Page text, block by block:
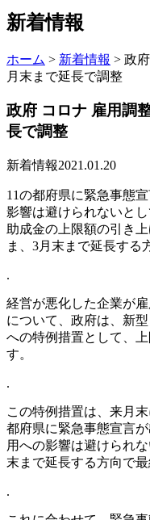
新着情報
ホーム > 新着情報 > 政
月末まで延長で調整
政府 コロナ 雇用調
長で調整
新着情報2021.01.20
11の都府県に緊急事態
影響は避けられないと
助成金の上限額の引き
ま、3月末まで延長する
.
経営が悪化した企業が
について、政府は、新
への特例措置として、
す。
.
この特例措置は、来月
都府県に緊急事態宣言
用への影響は避けられ
末まで延長する方向で
.